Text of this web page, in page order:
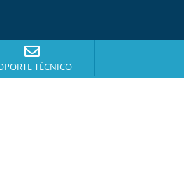
TÉCNICO